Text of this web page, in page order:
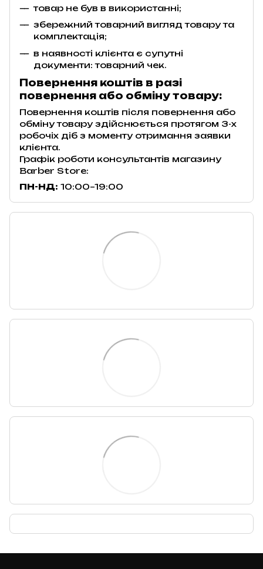
товар не був в використанні;
збережний товарний вигляд товару та
комплектація;
в наявності клієнта є супутні
документи: товарний чек.
Повернення коштів в разі
повернення або обміну товару:
Повернення коштів після повернення або
обміну товару здійснюється протягом 3-х
робочіх діб з моменту отримання заявки
клієнта.
Графік роботи консультантів магазину
Barber Store:
ПН-НД: 10:00–19:00